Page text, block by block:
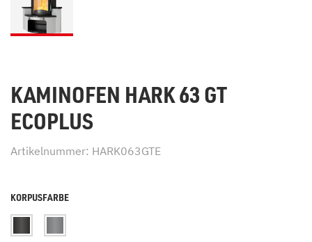
KAMINOFEN HARK 63 GT
ECOPLUS
Artikelnummer: HARK063GTE
KORPUSFARBE